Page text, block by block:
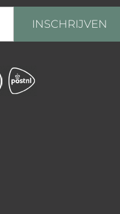
INSCHRIJVEN